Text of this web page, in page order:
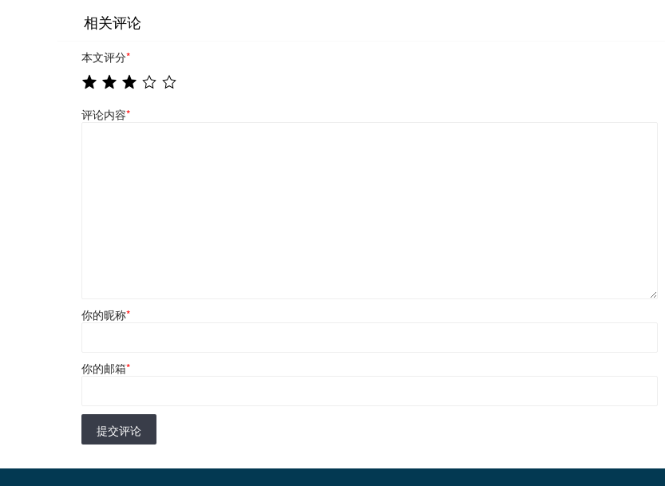
相关评论
本文评分*
评论内容*
你的昵称*
你的邮箱*
提交评论